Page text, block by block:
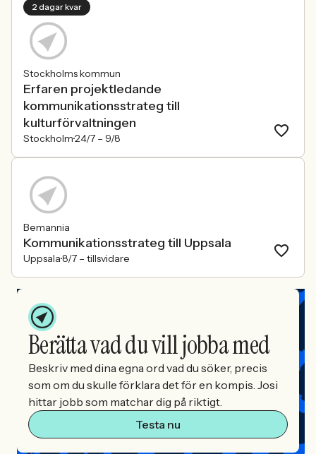
2 dagar kvar
Stockholms kommun
Erfaren projektledande
kommunikationsstrateg till
kulturförvaltningen
Stockholm24/7 – 9/8
Bemannia
Kommunikationsstrateg till Uppsala
Uppsala8/7 – tillsvidare
Berätta vad du vill jobba med
Beskriv med dina egna ord vad du söker, precis
som om du skulle förklara det för en kompis. Josi
hittar jobb som matchar dig på riktigt.
Testa nu